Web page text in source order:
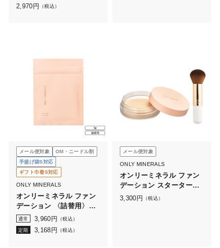
ルコンフォート
2,970 円 （税込）
メール便対象
OM・ニードル割
手提げ袋S対応
ギフト巾着S対応
ONLY MINERALS
オンリーミネラル ファン
デーション 〈詰替用〉
5g（ケースなし）
通常 3,960 円 （税込）
定期 3,168 円 （税込）
メール便対象
ONLY MINERALS
オンリーミネラル ファン
デーション スターターセ
ット
3,300 円 （税込）